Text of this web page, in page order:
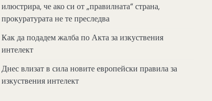
илюстрира, че ако си от „правилната“ страна,
прокуратурата не те преследва
Как да подадем жалба по Акта за изкуствения
интелект
Днес влизат в сила новите европейски правила за
изкуствения интелект